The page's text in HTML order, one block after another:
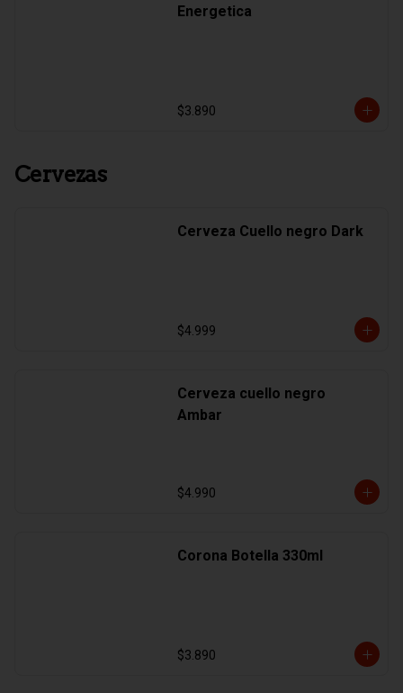
Energetica
$3.890
Cervezas
Cerveza Cuello negro Dark
$4.999
Cerveza cuello negro
Ambar
$4.990
Corona Botella 330ml
$3.890